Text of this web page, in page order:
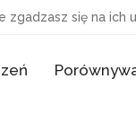
zgadzasz się na ich